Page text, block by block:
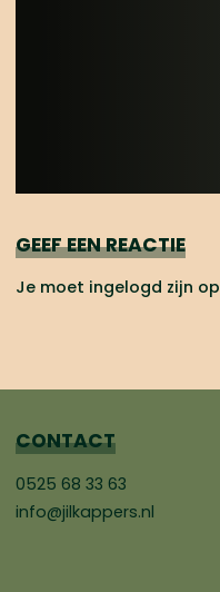
GEEF EEN REACTIE
Je moet ingelogd zijn op
CONTACT
0525 68 33 63
info@jilkappers.nl